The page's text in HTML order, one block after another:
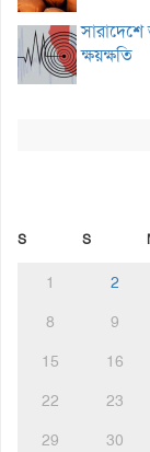
ক্ষয়ক্ষতি
S S
1 2
8
9
15
16
22
23
29
30